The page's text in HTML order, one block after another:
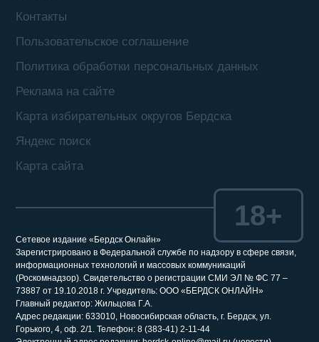
Контакты
Пользовательское соглашение
Политика обработки персональных данных
Реклама на сайте
Карта избирательных округов Бердска
Яндекс поиск
Карта сайта
Сетевое издание «Бердск Онлайн»
Зарегистрировано в Федеральной службе по надзору в сфере связи,
информационных технологий и массовых коммуникаций
(Роскомнадзор). Свидетельство о регистрации СМИ ЭЛ № ФС 77 –
73887 от 19.10.2018 г. Учредитель: ООО «БЕРДСК ОНЛАЙН»
Главный редактор: Жильцова Г.А.
Адрес редакции: 633010, Новосибирская область, г. Бердск, ул.
Горького, 4, оф. 2/1. Телефон: 8 (383-41) 2-11-44
18+